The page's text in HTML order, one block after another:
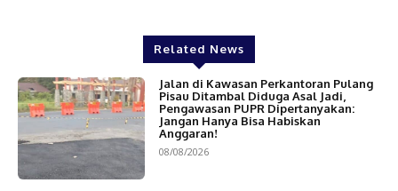
Related News
Jalan di Kawasan Perkantoran Pulang
Pisau Ditambal Diduga Asal Jadi,
Pengawasan PUPR Dipertanyakan:
Jangan Hanya Bisa Habiskan
Anggaran!
08/08/2026